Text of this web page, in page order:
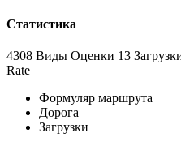
Статистика
4308 Виды Оценки 13
Rate
Формуляр маршрута
Дорога
Загрузки